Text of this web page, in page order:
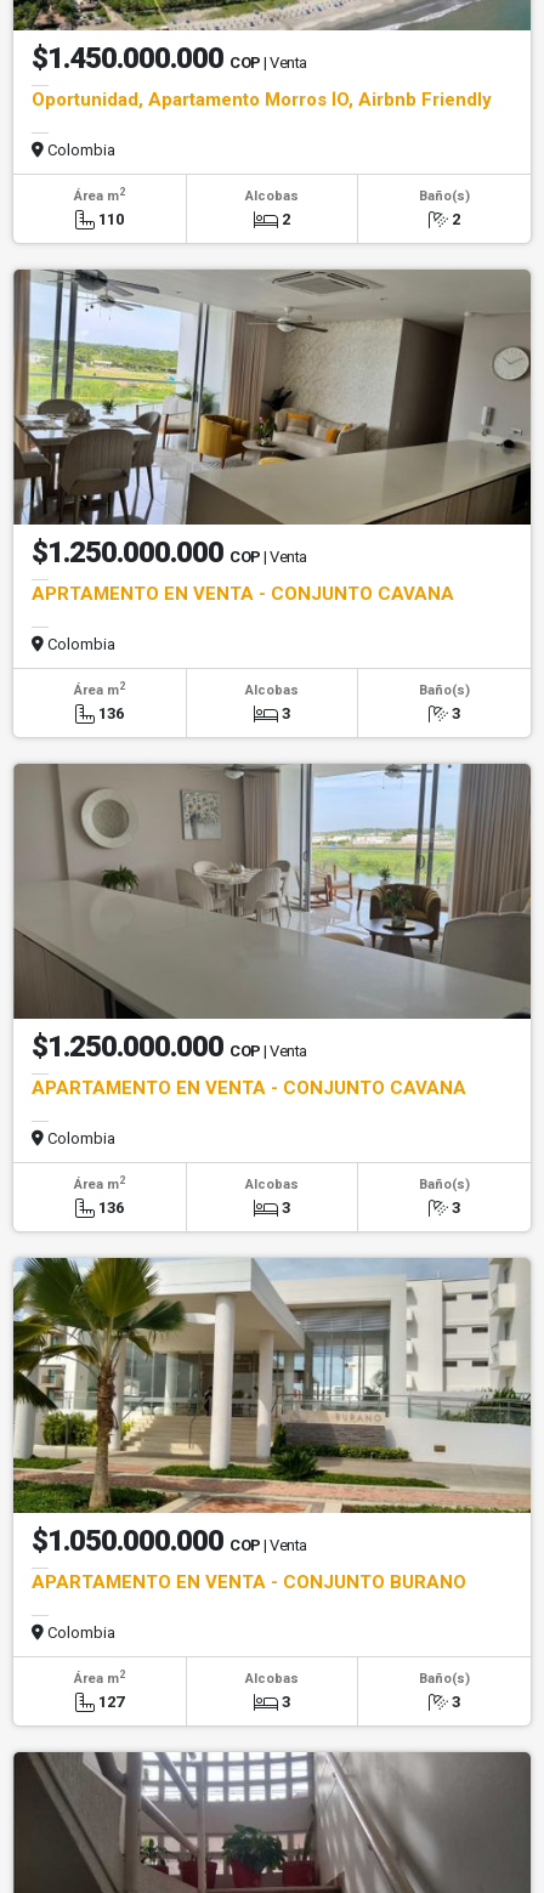
$1.450.000.000 COP | Venta
Oportunidad, Apartamento Morros ÍO, Airbnb Friendly
Colombia
Área m2
110
Alcobas
2
Baño(s)
2
$1.250.000.000 COP | Venta
APRTAMENTO EN VENTA - CONJUNTO CAVANA
Colombia
Área m2
136
Alcobas
3
Baño(s)
3
$1.250.000.000 COP | Venta
APARTAMENTO EN VENTA - CONJUNTO CAVANA
Colombia
Área m2
136
Alcobas
3
Baño(s)
3
$1.050.000.000 COP | Venta
APARTAMENTO EN VENTA - CONJUNTO BURANO
Colombia
Área m2
127
Alcobas
3
Baño(s)
3